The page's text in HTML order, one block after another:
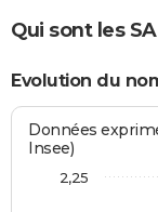
Qui sont les
Evolution du
Données
Insee)
2,25